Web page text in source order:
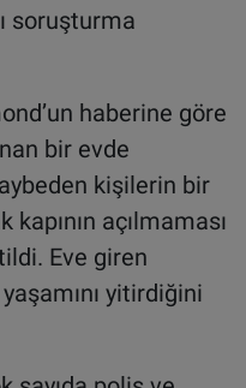
soruşturma
haberine göre
bir evde
kişilerin bir
kapının açılmaması
Eve giren
yitirdiğini